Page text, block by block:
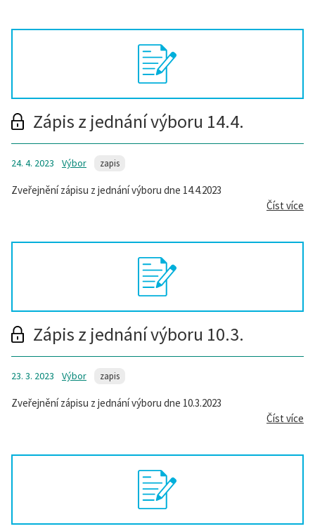
Zápis z jednání výboru 14.4.
24. 4. 2023 Výbor zapis
Zveřejnění zápisu z jednání výboru dne 14.4.2023
Číst více
Zápis z jednání výboru 10.3.
23. 3. 2023 Výbor zapis
Zveřejnění zápisu z jednání výboru dne 10.3.2023
Číst více